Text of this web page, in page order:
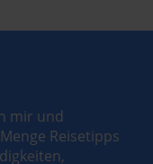
mir und
Reisetipps